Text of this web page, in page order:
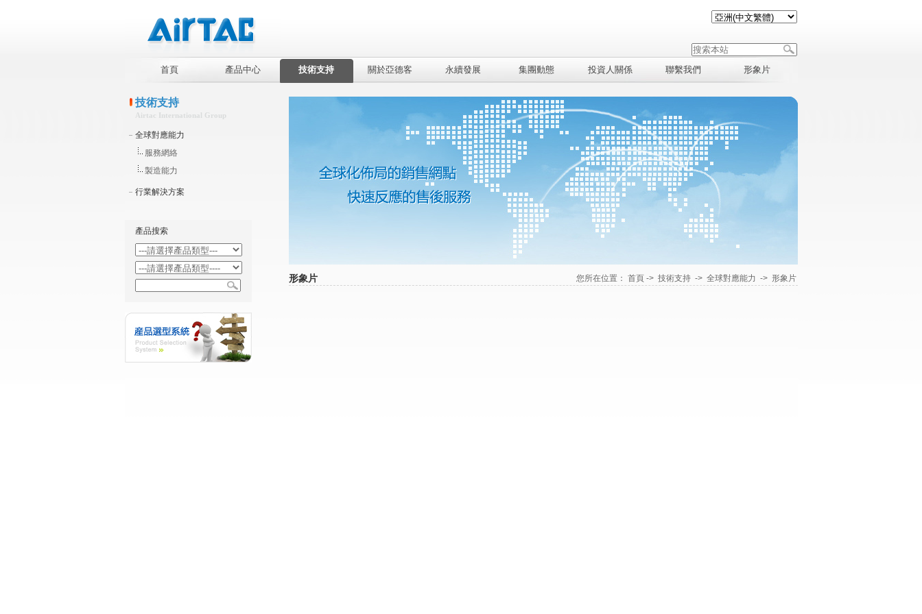
首頁 產品中心 技術支持 關於亞德客 永續發展 集團動態 投資人關係 聯繫我們 形象片
技術支持
Airtac International Group
全球對應能力
服務網絡
製造能力
行業解決方案
產品搜索
形象片 您所在位置： 首頁-> 技術支持-> 全球對應能力 -> 形象片